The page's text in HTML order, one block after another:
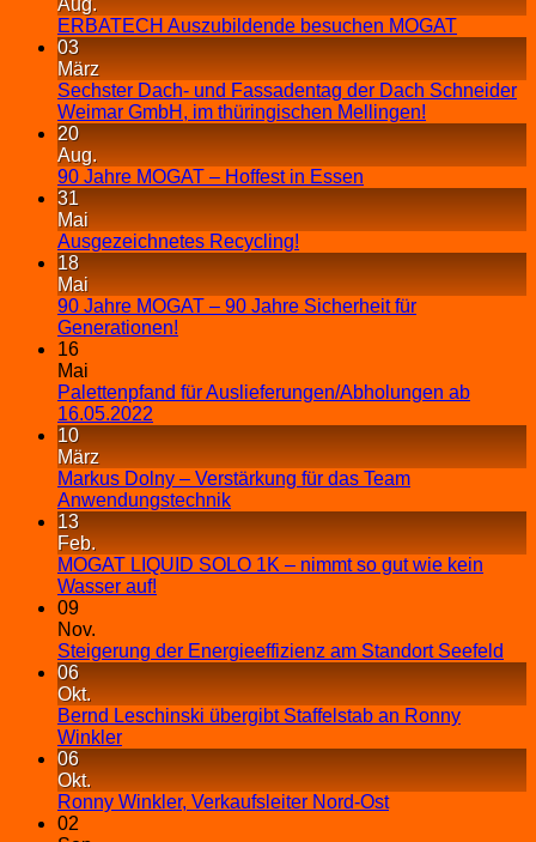
Aug.
ERBATECH Auszubildende besuchen MOGAT
03
März
Sechster Dach- und Fassadentag der Dach Schneider
Weimar GmbH, im thüringischen Mellingen!
20
Aug.
90 Jahre MOGAT – Hoffest in Essen
31
Mai
Ausgezeichnetes Recycling!
18
Mai
90 Jahre MOGAT – 90 Jahre Sicherheit für
Generationen!
16
Mai
Palettenpfand für Auslieferungen/Abholungen ab
16.05.2022
10
März
Markus Dolny – Verstärkung für das Team
Anwendungstechnik
13
Feb.
MOGAT LIQUID SOLO 1K – nimmt so gut wie kein
Wasser auf!
09
Nov.
Steigerung der Energieeffizienz am Standort Seefeld
06
Okt.
Bernd Leschinski übergibt Staffelstab an Ronny
Winkler
06
Okt.
Ronny Winkler, Verkaufsleiter Nord-Ost
02